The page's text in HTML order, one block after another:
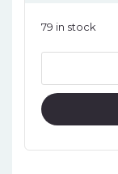
79 in stock
Ghoul
Vol.05
(English